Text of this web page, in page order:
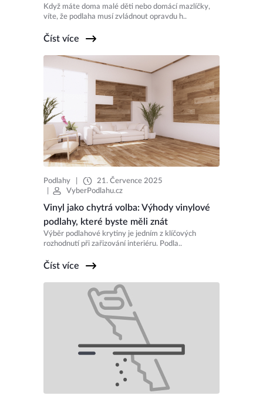
Když máte doma malé děti nebo domácí mazlíčky,
víte, že podlaha musí zvládnout opravdu h..
Číst více
Podlahy
21. Července 2025
VyberPodlahu.cz
Vinyl jako chytrá volba: Výhody vinylové
podlahy, které byste měli znát
Výběr podlahové krytiny je jedním z klíčových
rozhodnutí při zařizování interiéru. Podla..
Číst více